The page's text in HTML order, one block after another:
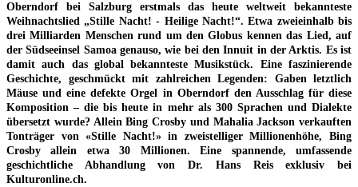
Oberndorf bei Salzburg erstmals das heute weltweit bekannteste
Weihnachtslied „Stille Nacht! - Heilige Nacht!“. Etwa zweieinhalb bis
drei Milliarden Menschen rund um den Globus kennen das Lied, auf
der Südseeinsel Samoa genauso, wie bei denInnuit in der Arktis. Es ist
damit auch das global bekannteste Musikstück. Eine faszinierende
Geschichte, geschmückt mit zahlreichen Legenden: Gaben letztlich
Mäuse und eine defekte Orgel in Oberndorf den Ausschlag für diese
Komposition – die bis heute in mehr als 300 Sprachen und Dialekte
übersetzt wurde? Allein Bing Crosby und Mahalia Jackson verkauften
Tonträger von «Stille Nacht!» in zweistelliger Millionenhöhe, Bing
Crosby allein etwa 30 Millionen.Eine spannende, umfassende
geschichtliche Abhandlung von Dr. Hans Reis exklusiv bei
Kulturonline.ch.